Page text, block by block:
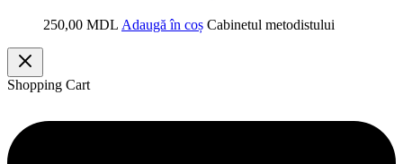
250,00 MDL Adaugă în coș Cabinetul metodistului
Shopping Cart